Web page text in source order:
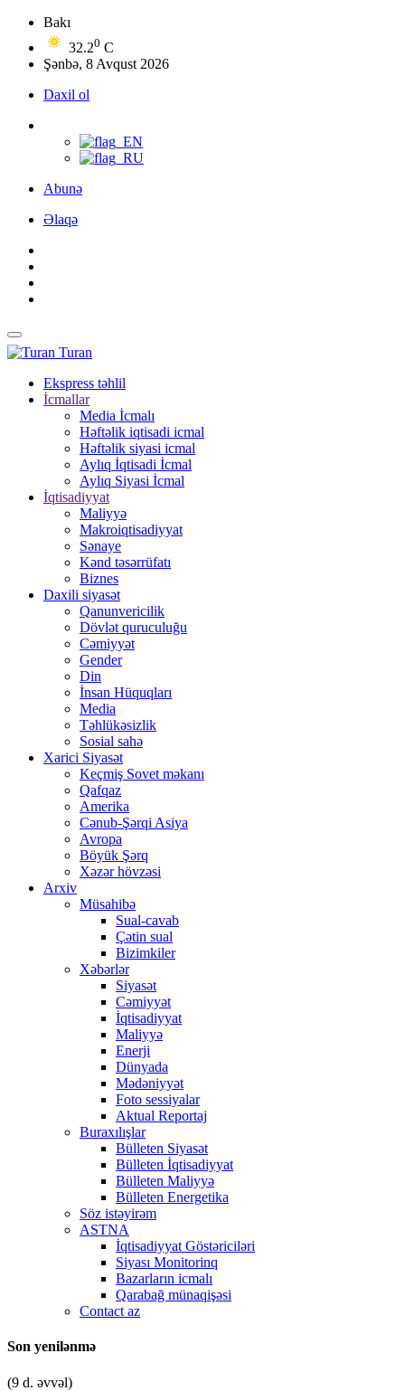
Bakı
32.20 C
Şənbə, 8 Avqust 2026
Daxil ol
Abunə
Əlaqə
Turan
Ekspress təhlil
İcmallar
Media İcmalı
Həftəlik iqtisadi icmal
Həftəlik siyasi icmal
Aylıq İqtisadi İcmal
Aylıq Siyasi İcmal
İqtisadiyyat
Maliyyə
Makroiqtisadiyyat
Sənaye
Kənd təsərrüfatı
Biznes
Daxili siyasət
Qanunvericilik
Dövlət quruculuğu
Cəmiyyət
Gender
Din
İnsan Hüquqları
Media
Təhlükəsizlik
Sosial sahə
Xarici Siyasət
Keçmiş Sovet məkanı
Qafqaz
Amerika
Cənub-Şərqi Asiya
Avropa
Böyük Şərq
Xəzər hövzəsi
Arxiv
Müsahibə
Sual-cavab
Çətin sual
Bizimkiler
Xəbərlər
Siyasət
Cəmiyyət
İqtisadiyyat
Maliyyə
Enerji
Dünyada
Mədəniyyət
Foto sessiyalar
Aktual Reportaj
Buraxılışlar
Bülleten Siyasət
Bülleten İqtisadiyyat
Bülleten Maliyyə
Bülleten Energetika
Söz istəyirəm
ASTNA
İqtisadiyyat Göstəriciləri
Siyası Monitorinq
Bazarların icmalı
Qarabağ münaqişəsi
Contact az
Son yenilənmə
(9 d. əvvəl)